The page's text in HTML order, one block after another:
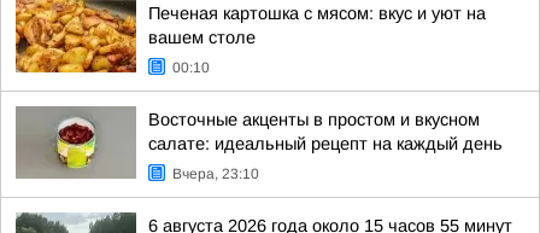
Печеная картошка с мясом: вкус и уют на
вашем столе
00:10
Восточные акценты в простом и вкусном
салате: идеальный рецепт на каждый день
Вчера, 23:10
6 августа 2026 года около 15 часов 55 минут